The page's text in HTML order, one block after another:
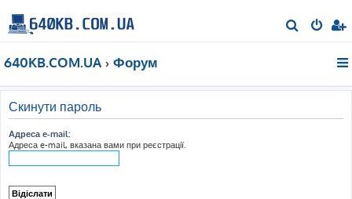
о
640KB.COM.UA Форум
Скинути пароль
Адреса e-mail:
Адреса e-mail, вказана вами при реєстрації.